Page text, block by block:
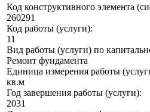
Код конструктивного элемента
260291
Код работы (услуги):
11
Вид работы (услуги) по
Ремонт фундамента
Единица измерения работы
кв.м
Год завершения работы (услуги):
2031